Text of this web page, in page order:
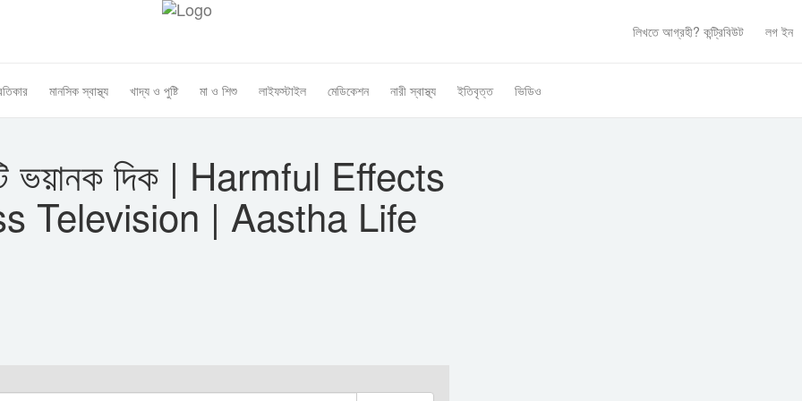
লিখতে আগ্রহী? কন্ট্রিবিউট লগ ইন
মানসিক স্বাস্থ্য খাদ্য ও পুষ্টি মা ও শিশু লাইফস্টাইল মেডিকেশন নারী স্বাস্থ্য ইতিবৃত্ত ভিডিও
ভয়ানক দিক | Harmful Effects
Television | Aastha Life